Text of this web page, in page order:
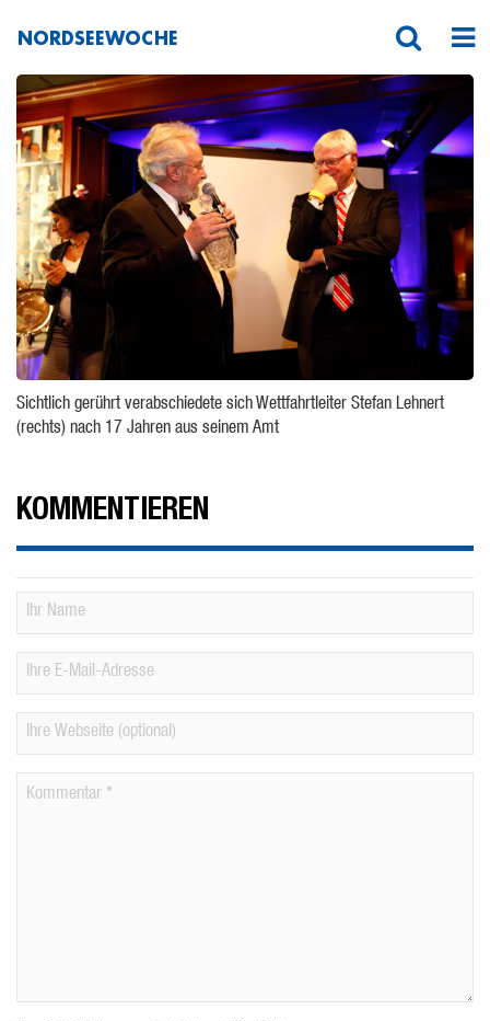
NORDSEEWOCHE
_O3C7984HFranck
Sichtlich gerührt verabschiedete sich Wettfahrtleiter Stefan Lehnert
(rechts) nach 17 Jahren aus seinem Amt
KOMMENTIEREN